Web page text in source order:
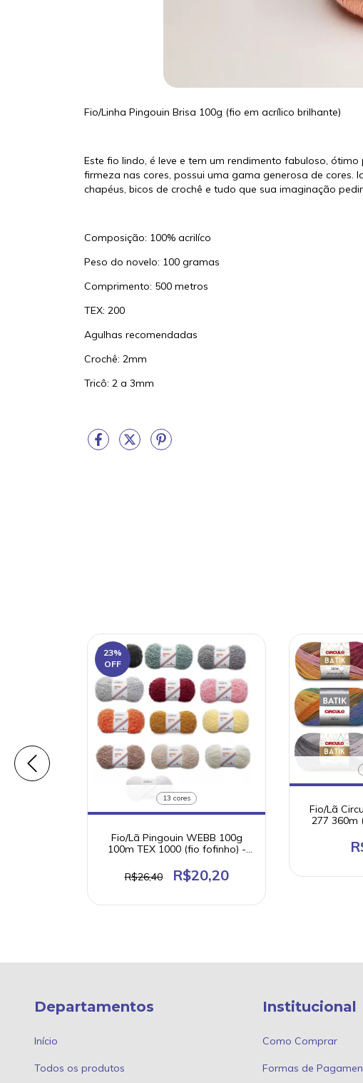
Fio/Linha Pingouin Brisa 100g (fio em acrílico brilhante)
Este fio lindo, é leve e tem um rendimento fabuloso,
firmeza nas cores, possui uma gama generosa de cores.
chapéus, bicos de crochê e tudo que sua imaginação
Composição: 100% acrilíco
Peso do novelo: 100 gramas
Comprimento: 500 metros
TEX: 200
Agulhas recomendadas
Crochê: 2mm
Tricô: 2 a 3mm
23%
OFF
13 cores
Fio/Lã Pingouin WEBB 100g
100m TEX 1000 (fio fofinho) -
R$26,40
R$20,20
Fio/Lã
277 360m
Departamentos
Início
Todos os produtos
Institucional
Como Comprar
Formas de